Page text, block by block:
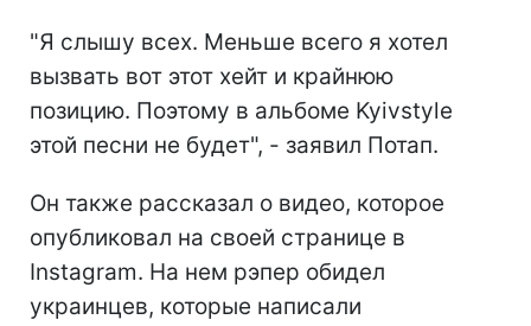
"Я слышу всех. Меньше всего я хотел
вызвать вот этот хейт и крайнюю
позицию. Поэтому в альбоме Kyivstyle
этой песни не будет", - заявил Потап.
Он также рассказал о видео, которое
опубликовал на своей странице в
Instagram. На нем рэпер обидел
украинцев, которые написали